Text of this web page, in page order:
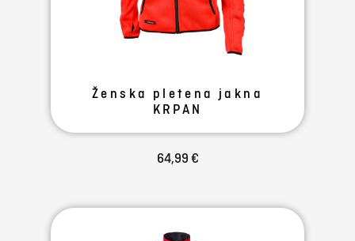
Ženska pletena jakna
KRPAN
64,99 €